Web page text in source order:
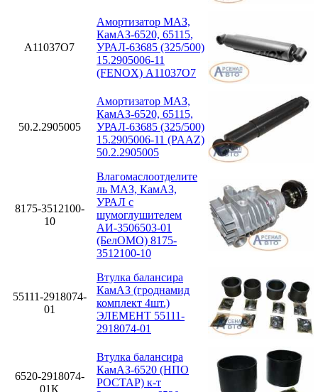
A11037O7
Амортизатор МАЗ,
КамАЗ-6520, 65115,
УРАЛ-63685 (325/500)
15.2905006-11
(FENOX) A11037O7
50.2.2905005
Амортизатор МАЗ,
КамАЗ-6520, 65115,
УРАЛ-63685 (325/500)
15.2905006-11 (PAAZ)
50.2.2905005
8175-3512100-
10
Влагомаслоотделите
ль МАЗ, КамАЗ,
УРАЛ с
шумоглушителем
АИ-3506503-01
(БелОМО) 8175-
3512100-10
55111-2918074-
01
Втулка балансира
КамАЗ (гроднамид
комплект 4шт.)
ЭЛЕМЕНТ 55111-
2918074-01
6520-2918074-
01К
Втулка балансира
КамАЗ-6520 (НПО
РОСТАР) к-т